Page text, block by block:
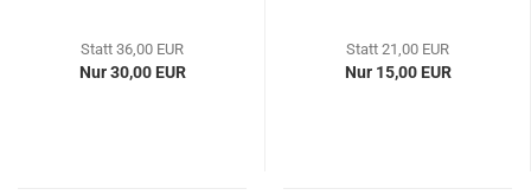
Statt 36,00 EUR
Nur 30,00 EUR
Statt 21,00 EUR
Nur 15,00 EUR